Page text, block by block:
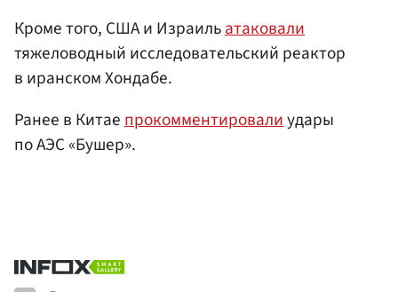
Кроме того, США и Израильатаковали
тяжеловодный исследовательский реактор
в иранском Хондабе.
Ранее в Китаепрокомментировалиудары
по АЭС «Бушер».